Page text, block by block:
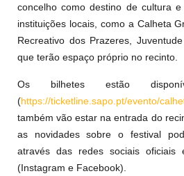
concelho como destino de cultura
instituições locais, como a Calheta
Recreativo dos Prazeres,
que terão espaço próprio no recinto.
Os bilhetes estão
(https://ticketline.sapo.pt/evento/
também vão estar na entrada do
as novidades sobre o festival
através das redes sociais oficiais
(Instagram e Facebook).